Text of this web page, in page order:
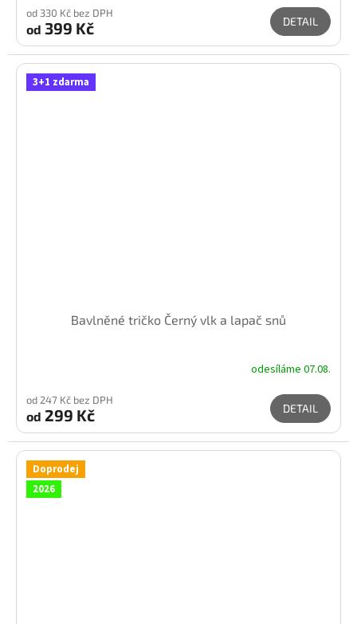
od 330 Kč bez DPH
od 399 Kč DETAIL
3+1 zdarma
Bavlněné tričko Černý vlk a lapač snů
odesíláme 07.08.
od 247 Kč bez DPH
od 299 Kč DETAIL
Doprodej
2026